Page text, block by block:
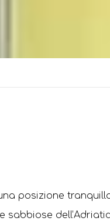
posizione
sabbiose